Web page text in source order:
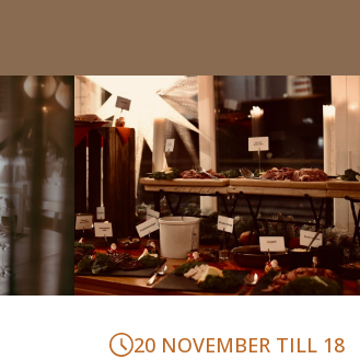
20 NOVEMBER TILL 18